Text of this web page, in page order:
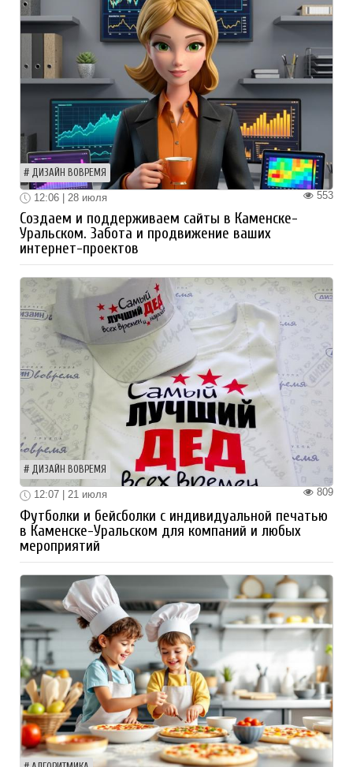
ДИЗАЙН ВОВРЕМЯ
553
12:06 | 28 июля
Создаем и поддерживаем сайты в Каменске-
Уральском. Забота и продвижение ваших
интернет-проектов
ДИЗАЙН ВОВРЕМЯ
809
12:07 | 21 июля
Футболки и бейсболки с индивидуальной печатью
в Каменске-Уральском для компаний и любых
мероприятий